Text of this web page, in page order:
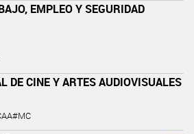
EMPLEO Y SEGURIDAD
DE CINE Y ARTES AUDIOVISUALES